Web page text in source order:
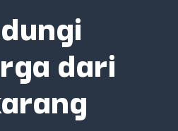
dari